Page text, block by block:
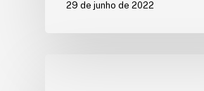
29 de junho de 2022